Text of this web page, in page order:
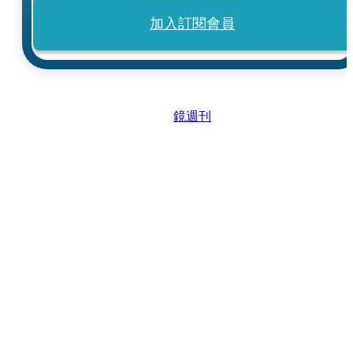
加入訂閱會員
鏡週刊